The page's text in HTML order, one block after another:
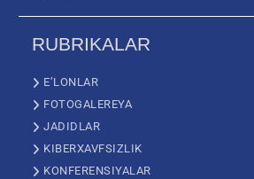
RUBRIKALAR
E’LONLAR
FOTOGALEREYA
JADIDLAR
KIBERXAVFSIZLIK
KONFERENSIYALAR